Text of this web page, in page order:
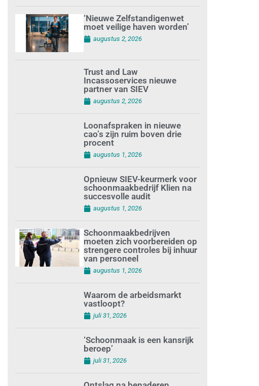
‘Nieuwe Zelfstandigenwet
moet veilige haven worden’
augustus 2, 2026
Trust and Law
Incassoservices nieuwe
partner van SIEV
augustus 2, 2026
Loonafspraken in nieuwe
cao’s zijn ruim boven drie
procent
augustus 1, 2026
Opnieuw SIEV-keurmerk voor
schoonmaakbedrijf Klien na
succesvolle audit
augustus 1, 2026
strengere controles bij inhuur
van personeel
augustus 1, 2026
Waarom de arbeidsmarkt
vastloopt?
juli 31, 2026